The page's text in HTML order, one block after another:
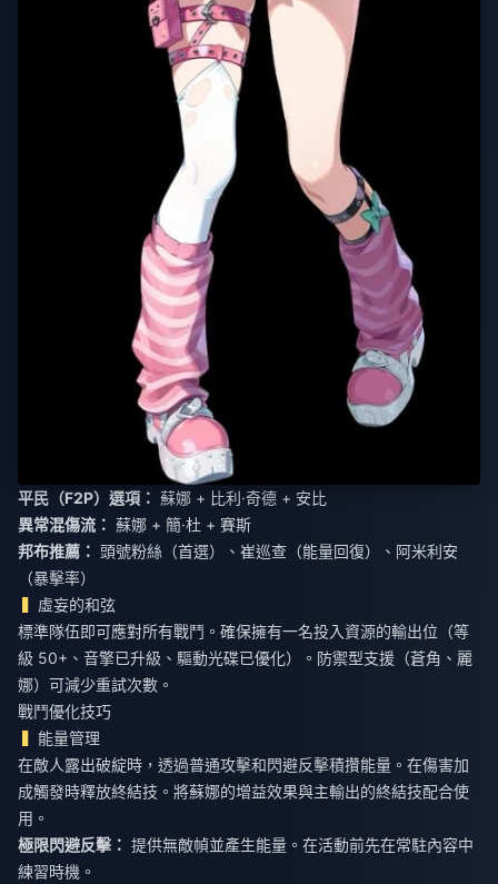
平民（F2P）選項： 蘇娜 + 比利·奇德 + 安比
異常混傷流： 蘇娜 + 簡·杜 + 賽斯
邦布推薦： 頭號粉絲（首選）、崔巡查（能量回復）、阿米利安
（暴擊率）
虛妄的和弦
標準隊伍即可應對所有戰鬥。確保擁有一名投入資源的輸出位（等
級 50+、音擎已升級、驅動光碟已優化）。防禦型支援（蒼角、麗
娜）可減少重試次數。
戰鬥優化技巧
能量管理
在敵人露出破綻時，透過普通攻擊和閃避反擊積攢能量。在傷害加
成觸發時釋放終結技。將蘇娜的增益效果與主輸出的終結技配合使
用。
極限閃避反擊： 提供無敵幀並產生能量。在活動前先在常駐內容中
練習時機。